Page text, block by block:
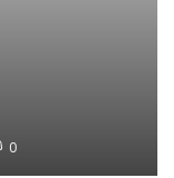
0